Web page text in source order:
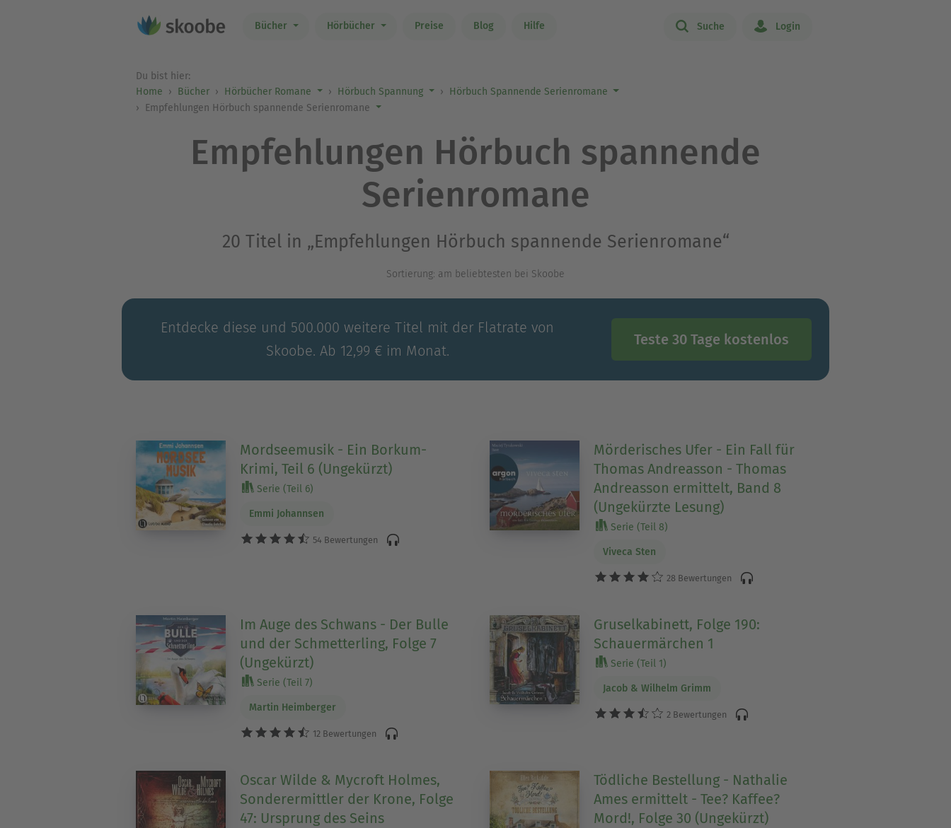
Bücher Hörbücher Preise Blog Hilfe Suche Login
Du bist hier:
Home
Bücher Hörbücher Romane Hörbuch Spannung
Hörbuch Spannende Serienromane
Empfehlungen Hörbuch spannende Serienromane
Empfehlungen Hörbuch spannende
Serienromane
20 Titel in „Empfehlungen Hörbuch spannende Serienromane“
Sortierung: am beliebtesten bei Skoobe
Entdecke diese und 500.000 weitere Titel mit der Flatrate von
Skoobe. Ab 12,99 € im Monat.
Teste 30 Tage kostenlos
Mordseemusik - Ein Borkum-
Krimi, Teil 6 (Ungekürzt)
Serie (Teil 6)
Emmi Johannsen
54 Bewertungen
Mörderisches Ufer - Ein Fall für
Thomas Andreasson - Thomas
Andreasson ermittelt, Band 8
(Ungekürzte Lesung)
Serie (Teil 8)
Viveca Sten
28 Bewertungen
Im Auge des Schwans - Der Bulle
und der Schmetterling, Folge 7
(Ungekürzt)
Serie (Teil 7)
Martin Heimberger
12 Bewertungen
Gruselkabinett, Folge 190:
Schauermärchen 1
Serie (Teil 1)
Jacob & Wilhelm Grimm
2 Bewertungen
Oscar Wilde & Mycroft Holmes,
Sonderermittler der Krone, Folge
47: Ursprung des Seins
Tödliche Bestellung - Nathalie
Ames ermittelt - Tee? Kaffee?
Mord!, Folge 30 (Ungekürzt)